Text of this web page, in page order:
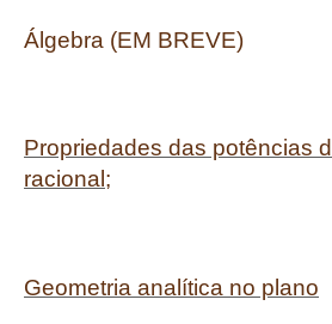
Álgebra (EM BREVE)
Propriedades das potências
racional;
Geometria analítica no plano